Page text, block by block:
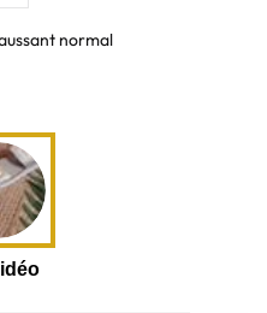
normal